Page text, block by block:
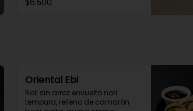
$6.500
Oriental Ebi
Roll sin arroz envuelto nori
tempura, relleno de camarón